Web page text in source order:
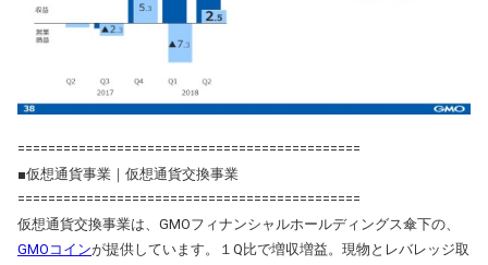
=============================================
■仮想通貨事業｜仮想通貨交換事業
=============================================
仮想通貨交換事業は、GMOフィナンシャルホールディングス傘下の、
GMOコインが提供しています。１Q比で増収増益。現物とレバレッジ取